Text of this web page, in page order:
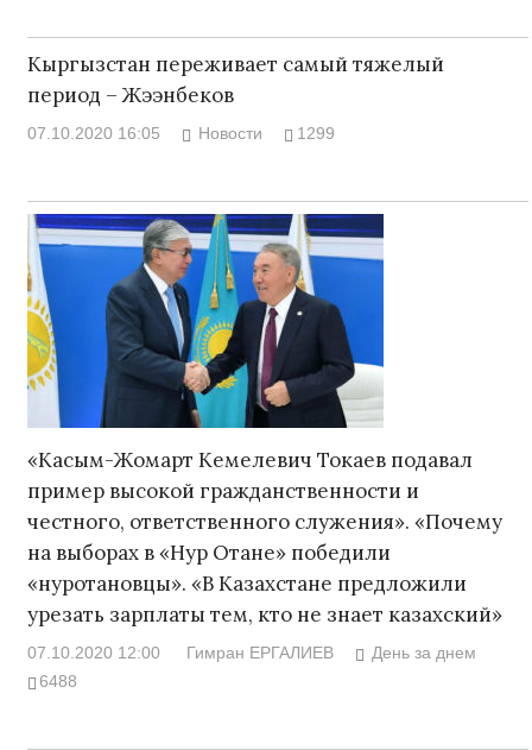
Кыргызстан переживает самый тяжелый
период – Жээнбеков
07.10.2020 16:05 Новости 1299
«Касым-Жомарт Кемелевич Токаев подавал
пример высокой гражданственности и
честного, ответственного служения». «Почему
на выборах в «Нур Отане» победили
«нуротановцы». «В Казахстане предложили
урезать зарплаты тем, кто не знает казахский»
07.10.2020 12:00 Гимран ЕРГАЛИЕВ
День за днем
6488